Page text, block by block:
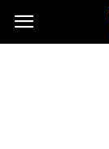
Bomi.pl